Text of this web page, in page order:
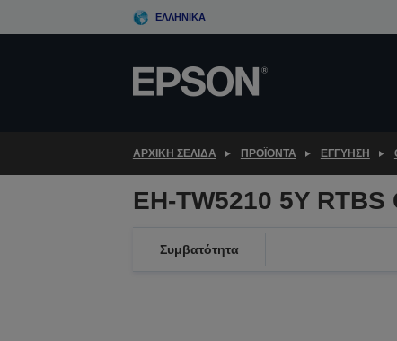
to
ΕΛΛΗΝΙΚΆ
ΑΡΧΙΚΗ ΣΕΛΙΔΑ ΠΡΟΪΌΝΤΑ ΕΓΓΎΗΣΗ
EH-TW5210 5Y
Συμβατότητα